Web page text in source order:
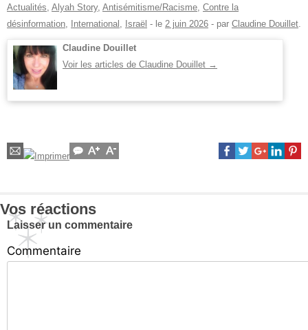
Actualités, Alyah Story, Antisémitisme/Racisme, Contre la
désinformation, International , Israël - le 2 juin 2026 - par Claudine Douillet.
Claudine Douillet
Voir les articles de Claudine Douillet →
Vos réactions
Laisser un commentaire
Commentaire